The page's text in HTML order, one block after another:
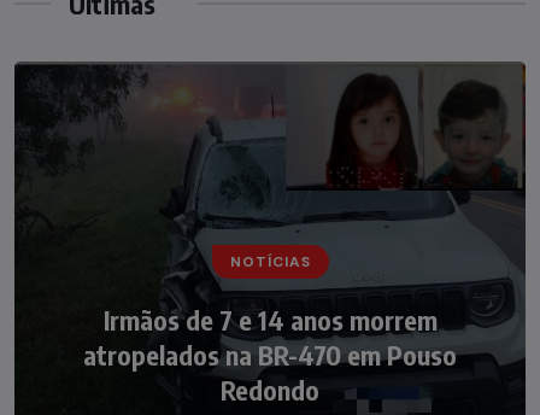
NOTÍCIAS
Irmãos de 7 e 14 anos morrem
atropelados na BR-470 em Pouso
Redondo
NOTÍCIAS
Nádia Menegazzi leva o nome de Taió ao
palco do Programa Silvio Santos